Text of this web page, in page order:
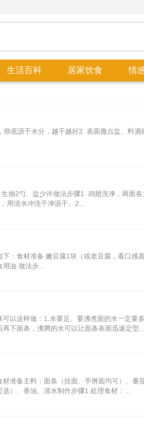
生活百科 居家饮食 情
底沥干水分，越干越好2. 表面撒点盐、料
抽2勺、盐少许做法步骤1. 鸡翅洗净，两面
用清水冲洗干净沥干。2...
：食材准备 嫩豆腐1块（或老豆腐，看口感
油 做法步...
以这样做：1.水要足、要沸煮面的水一定要
下面条，沸腾的水可以让面条表面迅速定型...
准备主料：面条（挂面、手擀面均可）、番
）、香油、清水制作步骤1.处理食材：...